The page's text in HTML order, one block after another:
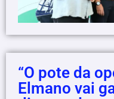
“O pote da
Elmano vai